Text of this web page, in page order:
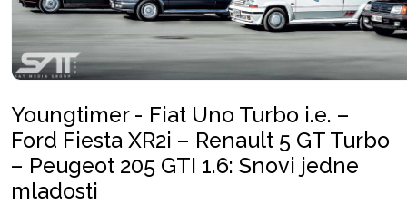
Youngtimer - Fiat Uno Turbo i.e. –
Ford Fiesta XR2i – Renault 5 GT Turbo
– Peugeot 205 GTI 1.6: Snovi jedne
mladosti